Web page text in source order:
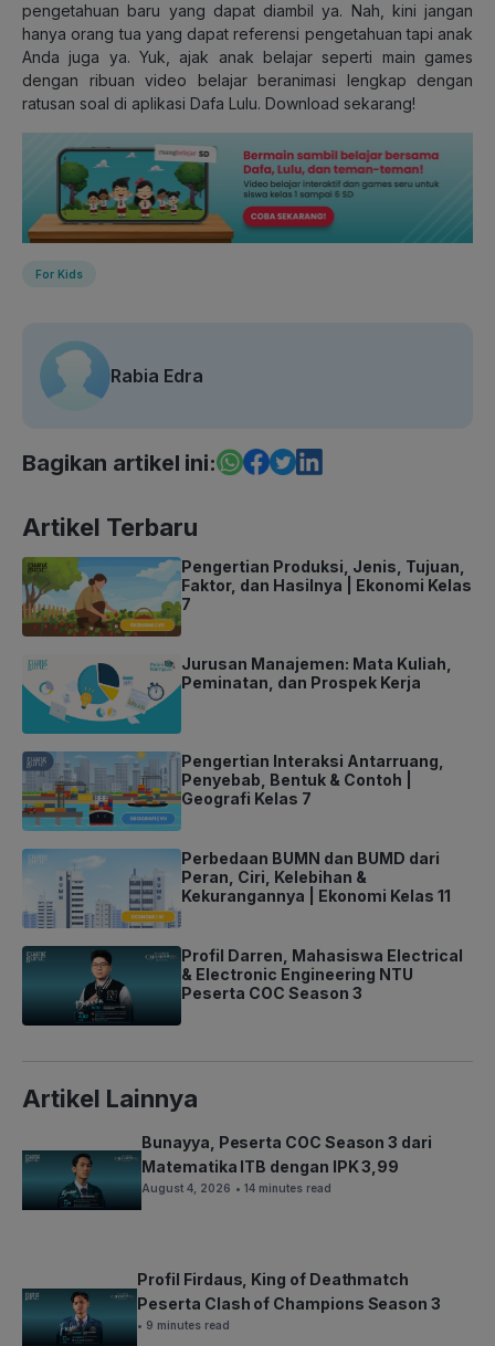
pengetahuan baru yang dapat diambil ya. Nah, kini jangan
hanya orang tua yang dapat referensi pengetahuan tapi anak
Anda juga ya. Yuk, ajak anak belajar seperti main games
dengan ribuan video belajar beranimasi lengkap dengan
ratusan soal di aplikasi Dafa Lulu. Download sekarang!
For Kids
Rabia Edra
Bagikan artikel ini:
Artikel Terbaru
Pengertian Produksi, Jenis, Tujuan,
Faktor, dan Hasilnya | Ekonomi Kelas
7
Jurusan Manajemen: Mata Kuliah,
Peminatan, dan Prospek Kerja
Pengertian Interaksi Antarruang,
Penyebab, Bentuk & Contoh |
Geografi Kelas 7
Perbedaan BUMN dan BUMD dari
Peran, Ciri, Kelebihan &
Kekurangannya | Ekonomi Kelas 11
Profil Darren, Mahasiswa Electrical
& Electronic Engineering NTU
Peserta COC Season 3
Artikel Lainnya
Bunayya, Peserta COC Season 3 dari
Matematika ITB dengan IPK 3,99
August 4, 2026 • 14 minutes read
Profil Firdaus, King of Deathmatch
Peserta Clash of Champions Season 3
• 9 minutes read